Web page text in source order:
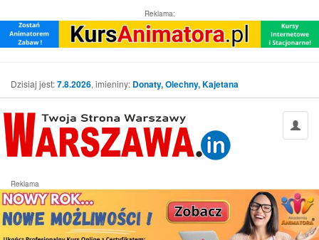
Reklama:
Dzisiaj jest:7.8.2026, imieniny: Donaty, Olechny, Kajetana
Reklama